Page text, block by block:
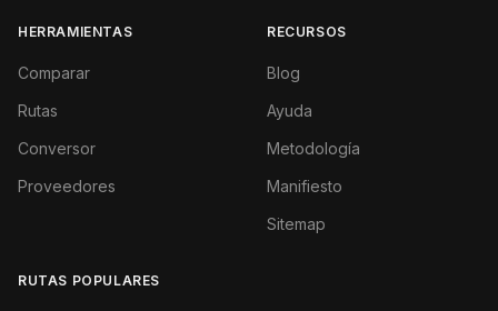
HERRAMIENTAS
Comparar
Rutas
Conversor
Proveedores
RECURSOS
Blog
Ayuda
Metodología
Manifiesto
Sitemap
RUTAS POPULARES